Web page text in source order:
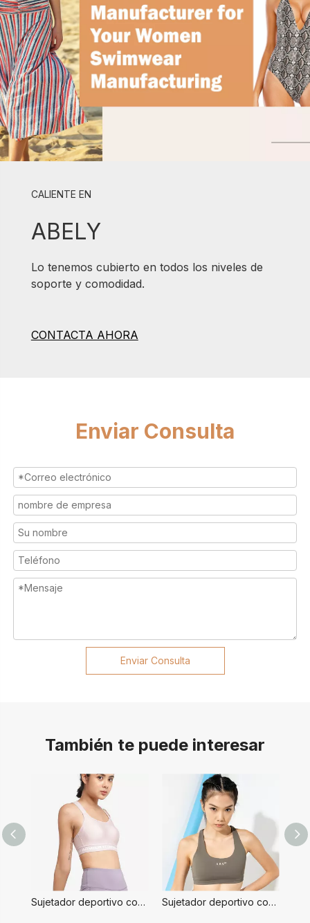
CALIENTE EN
ABELY
Lo tenemos cubierto en todos los niveles de
soporte y comodidad.
CONTACTA AHORA
Enviar Consulta
Enviar Consulta
También te puede interesar
Sujetador deportivo con espalda cruzada alta para mujer, color morado Sujetador deportivo con espalda cruzada Grey Lady